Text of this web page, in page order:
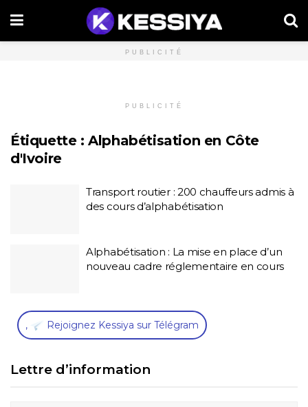
PUBLICITÉ
PUBLICITÉ
Étiquette :Alphabétisation en Côte
d'Ivoire
Transport routier : 200 chauffeurs admis à
des cours d’alphabétisation
Alphabétisation : La mise en place d’un
nouveau cadre réglementaire en cours
, Rejoignez Kessiya sur Télégram
Lettre d’information